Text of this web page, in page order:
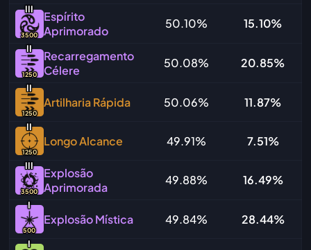
III
3500
Espírito
Aprimorado
50.10% 15.10%
II
1250
Recarregamento
Célere
50.08% 20.85%
II
1250
Artilharia Rápida 50.06% 11.87%
II
1250
Longo Alcance 49.91% 7.51%
III
3500
Explosão
Aprimorada
49.88% 16.49%
I
500
Explosão Mística 49.84% 28.44%
I